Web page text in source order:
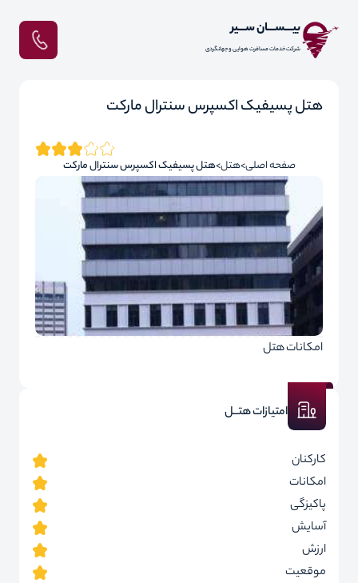
بیـــســـان ســـیر
شرکت خدمات مسافرت هوایی و جهانگردی
هتل پسیفیک اکسپرس سنترال مارکت
صفحه اصلی هتل هتل پسیفیک اکسپرس سنترال مارکت
امکانات هتل
امتیازات هتــل
کارکنان
امکانات
پاکیزگی
آسایش
ارزش
موقعیت